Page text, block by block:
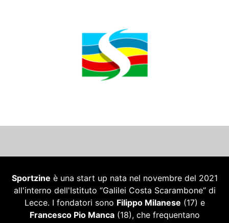
Sportzine è una start up nata nel novembre del 2021
all'interno dell'Istituto “Galilei Costa Scarambone” di
Lecce. I fondatori sono Filippo Milanese (17) e
Francesco Pio Manca(18), che frequentano